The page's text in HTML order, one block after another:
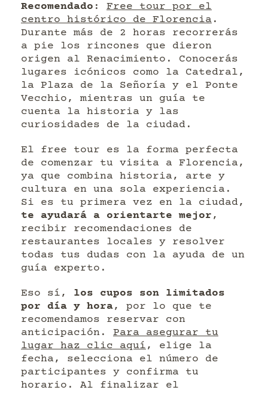
Recomendado : Free tour por el
centro histórico de Florencia .
Durante más de 2 horas recorrerás
a pie los rincones que dieron
origen al Renacimiento. Conocerás
lugares icónicos como la Catedral,
la Plaza de la Señoría y el Ponte
Vecchio, mientras un guía te
cuenta la historia y las
curiosidades de la ciudad.
El free tour es la forma perfecta
de comenzar tu visita a Florencia,
ya que combina historia, arte y
cultura en una sola experiencia.
Si es tu primera vez en la ciudad,
te ayudará a orientarte mejor ,
recibir recomendaciones de
restaurantes locales y resolver
todas tus dudas con la ayuda de un
guía experto.
Eso sí, los cupos son limitados
por día y hora, por lo que te
recomendamos reservar con
anticipación. Para asegurar tu
lugar haz clic aquí, elige la
fecha, selecciona el número de
participantes y confirma tu
horario. Al finalizar el